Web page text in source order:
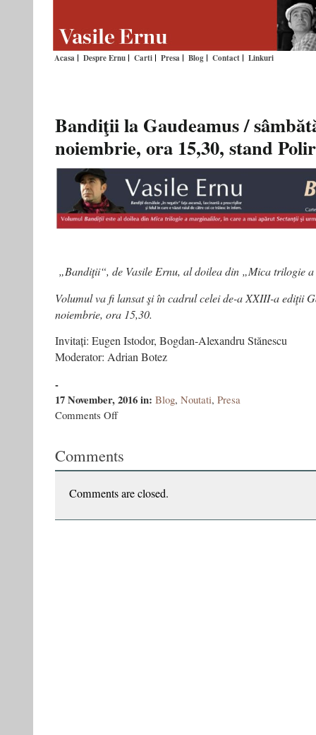
Acasa Despre Ernu Carti Presa Blog Contact Linkuri
Bandiţii la Gaudeamus /
noiembrie, ora 15,30, stand
„Bandiţii“, de Vasile Ernu, al doilea din „Mica trilogie
Volumul va fi lansat şi în cadrul celei de-a XXIII-a ediţii
noiembrie, ora 15,30.
Invitați: Eugen Istodor, Bogdan-Alexandru Stănescu
Moderator: Adrian Botez
-
17 November, 2016in: Blog, Noutati, Presa
Comments Offon
/
Comments
Comments are closed.